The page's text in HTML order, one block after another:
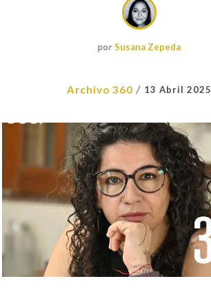
porSusana Zepeda
Archivo 360 / 13 Abril 2025